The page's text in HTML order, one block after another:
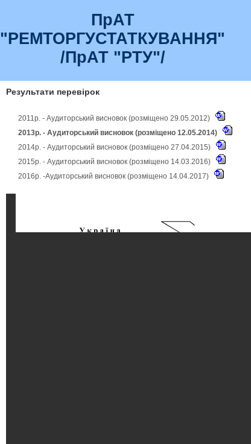
ПрАТ
"РЕМТОРГУСТАТКУВАННЯ"
/ПрАТ "РТУ"/
Результати перевірок
2011р. - Аудиторський висновок (розміщено 29.05.2012)
2013р. - Аудиторський висновок (розміщено 12.05.2014)
2014р. - Аудиторський висновок (розміщено 27.04.2015)
2015р. - Аудиторський висновок (розміщено 14.03.2016)
2016р. -Аудиторський висновок (розміщено 14.04.2017)